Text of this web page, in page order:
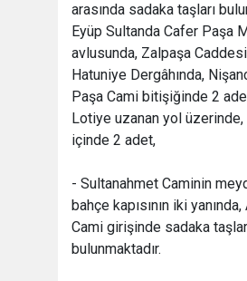
arasında sadaka taşları
Eyüp Sultanda Cafer Paşa
avlusunda, Zalpaşa
Hatuniye Dergâhında,
Paşa Cami bitişiğinde 2
Lotiye uzanan yol üzerinde,
içinde 2 adet,
- Sultanahmet Caminin
bahçe kapısının iki
Cami girişinde sadaka
bulunmaktadır.